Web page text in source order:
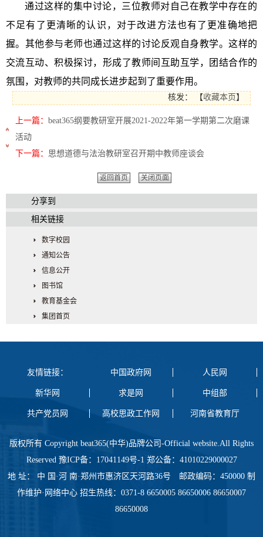
通过这样的集中讨论，三位教师对自己在教学中存在的
不足有了更清晰的认识，对于改进方法也有了更准确地把
握。其他参与老师也通过这样的讨论反观自身教学。这样的
交流互动、积极探讨，形成了教师间互助互学，团结合作的
氛围，对教师的共同成长进步起到了重要作用。
核发： 【收藏本页】
上一篇： beat365纲要教研室开展2021-2022年第一学期第二次磨课
活动
下一篇： 思想道德与法治教研室召开期中教师座谈会
返回首页 关闭页面
分享到
相关链接
数字校园
通知公告
信息公开
图书馆
教育基金会
集团首页
友情链接： 中国政府网 人民网
新华网 求是网 中组部
共产党员网 高校思政工作网 河南省教育厅
版权所有 Copyright beat365(中华)品牌公司-Official website.All Rights
Reserved 豫ICP备：17041149号-1 郑公备：41010229000027
地 址： 中 国·河 南·郑州市惠济区天河路36号 邮政编码：450000 制
作维护·网络中心 招生热线：0371-8 6650005 86650006 86650007
86650008